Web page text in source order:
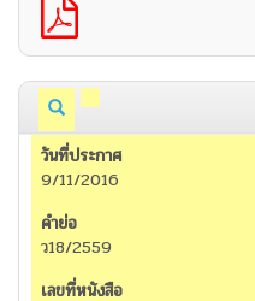
9/11/2016
ว18/2559